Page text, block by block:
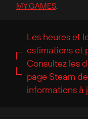
MY.GAMES
Les heures et
estimations et
Consultez les
page Steam
informations à